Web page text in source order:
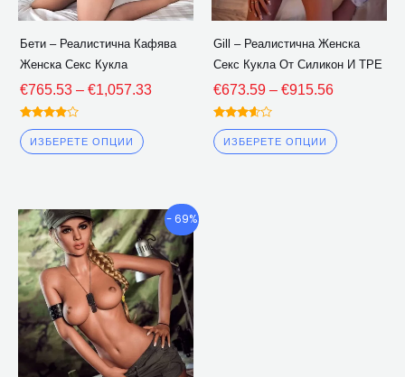
Бети – Реалистична Кафява
Женска Секс Кукла
€765.53 – €1,057.33
Оценена
3.75
извън 5
ИЗБЕРЕТЕ ОПЦИИ
бъдат
на
страницата
Gill – Реалистична Женска
Секс Кукла От Силикон И TPE
€673.59 – €915.56
Оценена
3.50
извън 5
ИЗБЕРЕТЕ ОПЦИИ
бъдат
на
- 69%
Ценови
диапазон:
€667.53
през
€919.81
Този
продукт
има
множество
варианти.
Опциите
могат